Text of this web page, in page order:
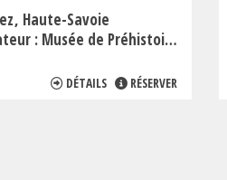
Haute-Savoie
: Musée de Préhistoire et Géologie de Sciez
DÉTAILS RÉSERVER